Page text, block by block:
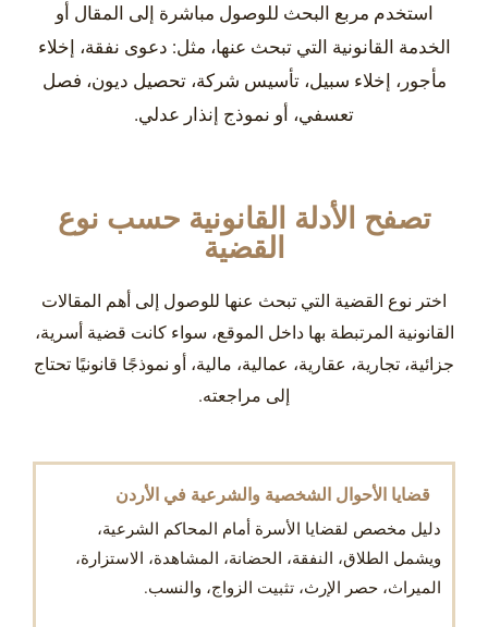
استخدم مربع البحث للوصول مباشرة إلى المقال أو
الخدمة القانونية التي تبحث عنها، مثل: دعوى نفقة، إخلاء
مأجور، إخلاء سبيل، تأسيس شركة، تحصيل ديون، فصل
تعسفي، أو نموذج إنذار عدلي.
تصفح الأدلة القانونية حسب نوع
القضية
اختر نوع القضية التي تبحث عنها للوصول إلى أهم المقالات
القانونية المرتبطة بها داخل الموقع، سواء كانت قضية أسرية،
جزائية، تجارية، عقارية، عمالية، مالية، أو نموذجًا قانونيًا تحتاج
إلى مراجعته.
قضايا الأحوال الشخصية والشرعية في الأردن
دليل مخصص لقضايا الأسرة أمام المحاكم الشرعية،
ويشمل الطلاق، النفقة، الحضانة، المشاهدة، الاستزارة،
الميراث، حصر الإرث، تثبيت الزواج، والنسب.